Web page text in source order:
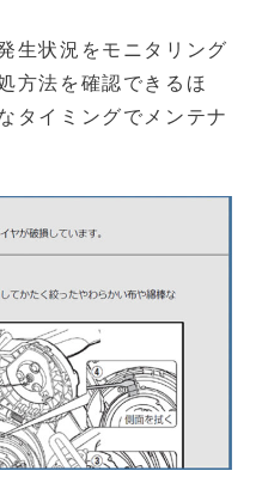
生状況をモニタリング
方法を確認できるほ
タイミングでメンテナ